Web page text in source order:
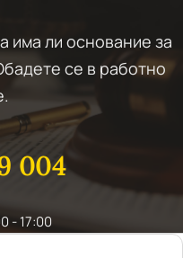
има ли основание за
се в работно
004
- 17:00